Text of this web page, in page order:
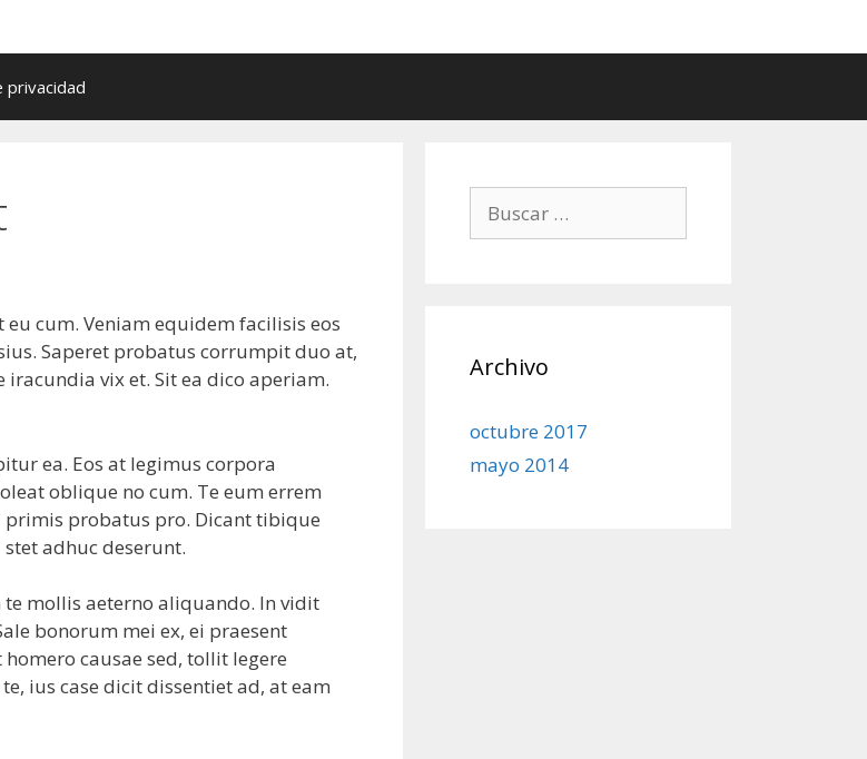
privacidad
cum. Veniam equidem facilisis eos
Saperet probatus corrumpit duo at,
vix et. Sit ea dico aperiam.
ea. Eos at legimus corpora
oblique no cum. Te eum errem
probatus pro. Dicant tibique
adhuc deserunt.
mollis aeterno aliquando. In vidit
bonorum mei ex, ei praesent
causae sed, tollit legere
ius case dicit dissentiet ad, at eam
Archivo
octubre 2017
mayo 2014